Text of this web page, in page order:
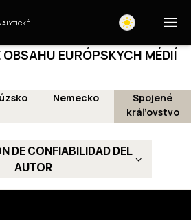
EURÓPSKYCH MÉDIÍ
Nemecko
Spojené
kráľovstvo
DE CONFIABILIDAD DEL
AUTOR